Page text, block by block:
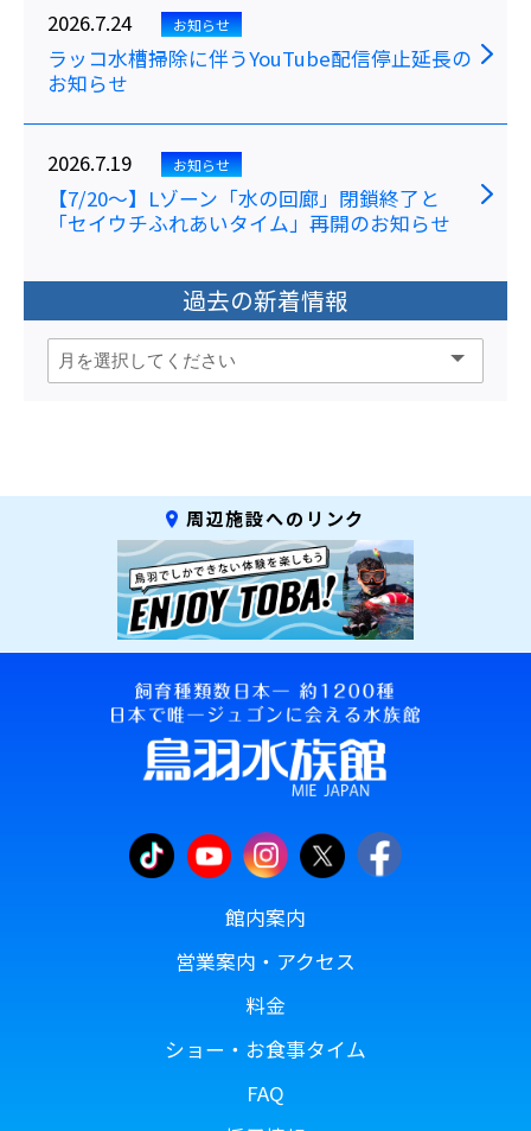
2026.7.24 お知らせ
ラッコ水槽掃除に伴うYouTube配信停止延長の
お知らせ
2026.7.19 お知らせ
【7/20～】Lゾーン「水の回廊」閉鎖終了と
「セイウチふれあいタイム」再開のお知らせ
過去の新着情報
周辺施設へのリンク
館内案内
営業案内・アクセス
料金
ショー・お食事タイム
FAQ